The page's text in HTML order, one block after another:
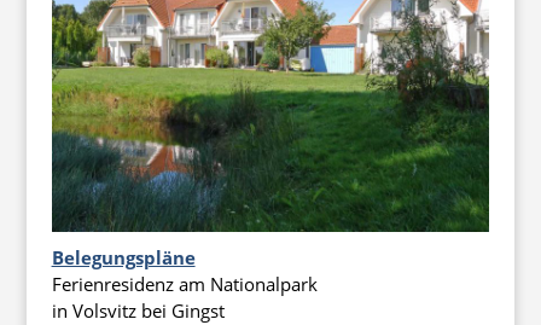
Belegungspläne
Ferienresidenz am Nationalpark
in Volsvitz bei Gingst